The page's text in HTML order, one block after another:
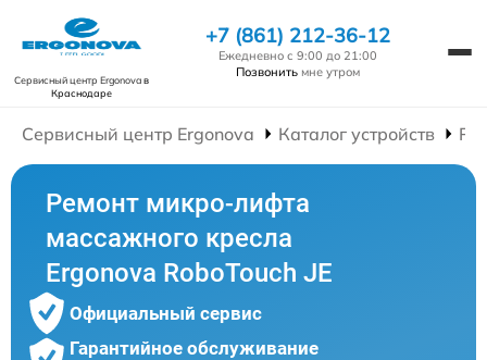
Сервисный центр Ergonovaв
Краснодаре
+7 (861) 212-36-12
Ежедневно с 9:00 до 21:00
Позвонить мне утром
Сервисный центр Ergonova Каталог устройств
Ремонт микро-лифта
массажного кресла
Ergonova RoboTouch JE
Официальный сервис
Гарантийное обслуживание